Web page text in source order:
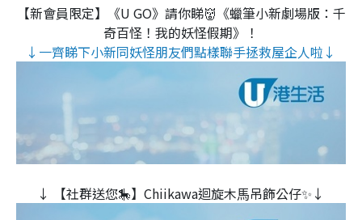
【新會員限定】《U GO》請你睇👹《蠟筆小新劇場版：千
奇百怪！我的妖怪假期》！
↓一齊睇下小新同妖怪朋友們點樣聯手拯救屋企人啦↓
↓ 【社群送您🎠】Chiikawa迴旋木⾺吊飾公仔✨↓